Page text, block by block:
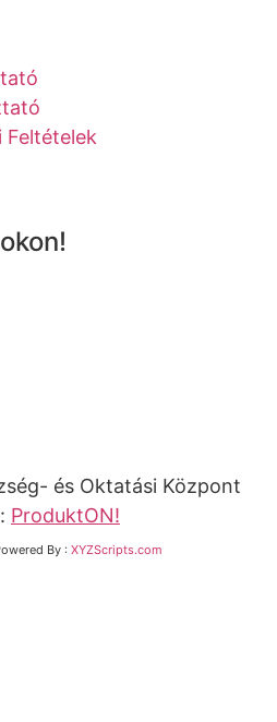
Feltételek
és Oktatási Központ
ProduktON!
By : XYZScripts.com